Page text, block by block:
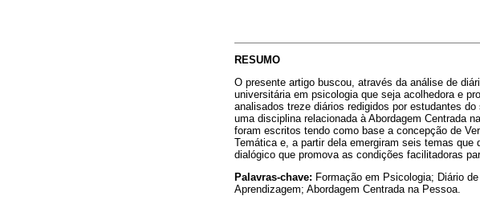
RESUMO
O presente artigo buscou, através da análise de
universitária em psicologia que seja acolhedora e
analisados treze diários redigidos por estudantes
uma disciplina relacionada à Abordagem Centrada
foram escritos tendo como base a concepção de
Temática e, a partir dela emergiram seis temas
dialógico que promova as condições facilitadoras
Palavras-chave: Formação em Psicologia; Diário
Aprendizagem; Abordagem Centrada na Pessoa.